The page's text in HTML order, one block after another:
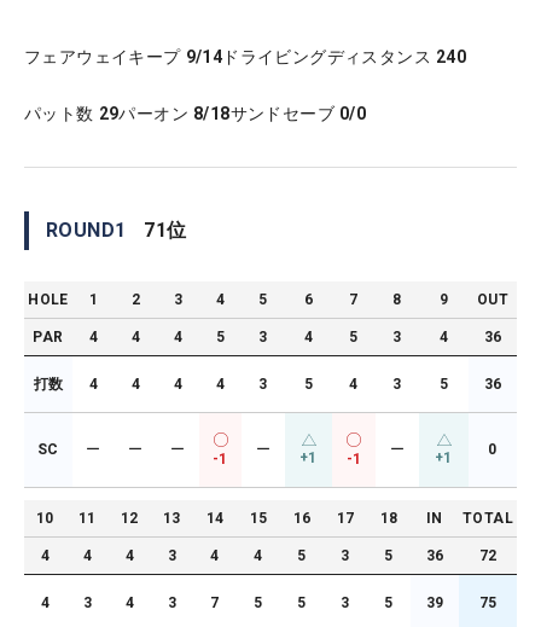
フェアウェイキープ 9/14 ドライビングディスタンス 240
パット数 29パーオン 8/18サンドセーブ 0/0
ROUND1 71位
HOLE 1 2 3 4 5 6 7 8 9 OUT
PAR 4 4 4 5 3 4 5 3 4 36
打数 4 4 4 4 3 5 4 3 5 36
SC ー ー ー
-1
ー +1 -1
ー +1 0
10 11 12 13 14 15 16 17 18 IN TOTAL
4 4 4 3 4 4 5 3 5 36 72
4 3 4 3 7 5 5 3 5 39 75